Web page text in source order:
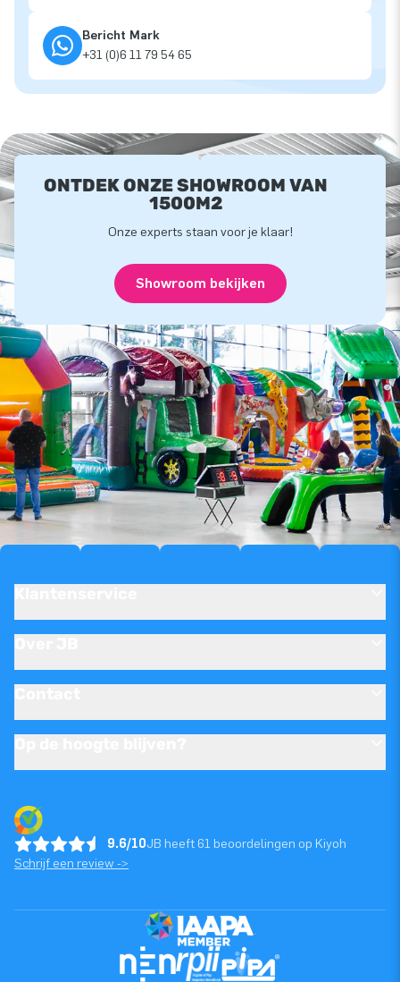
Bericht Mark
+31 (0)6 11 79 54 65
ONTDEK ONZE SHOWROOM VAN
1500M2
Onze experts staan voor je klaar!
Showroom bekijken
9.6/10JB heeft 61 beoordelingen op Kiyoh
Schrijf een review ->